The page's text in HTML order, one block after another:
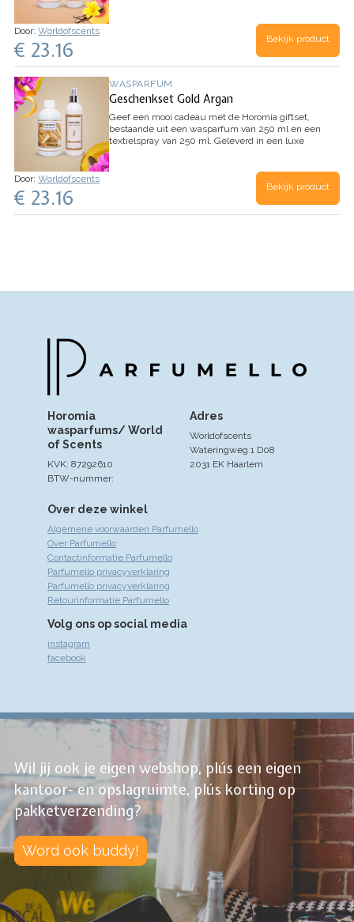
van perzik, bergamot, roos, jasmijn, musk en
Door: Worldofscents
€ 23.16 Bekijk product
WASPARFUM
Geschenkset Gold Argan
Geef een mooi cadeau met de Horomia giftset,
bestaande uit een wasparfum van 250 ml en een
textielspray van 250 ml. Geleverd in een luxe
Door: Worldofscents
€ 23.16 Bekijk product
Over deze winkel
Algemene voorwaarden Parfumello
Over Parfumello
Contactinformatie Parfumello
Parfumello privacyverklaring
Parfumello privacyverklaring
Retourinformatie Parfumello
Volg ons op social media
instagram
facebook
Adres
Worldofscents
Wateringweg 1 D08
2031 EK Haarlem
Horomia
wasparfums/ World
of Scents
KVK: 87292610
BTW-nummer:
Wil jij ook je eigen webshop, plús een eigen
kantoor- en opslagruimte, plús korting op
pakketverzending?
Word ook buddy!